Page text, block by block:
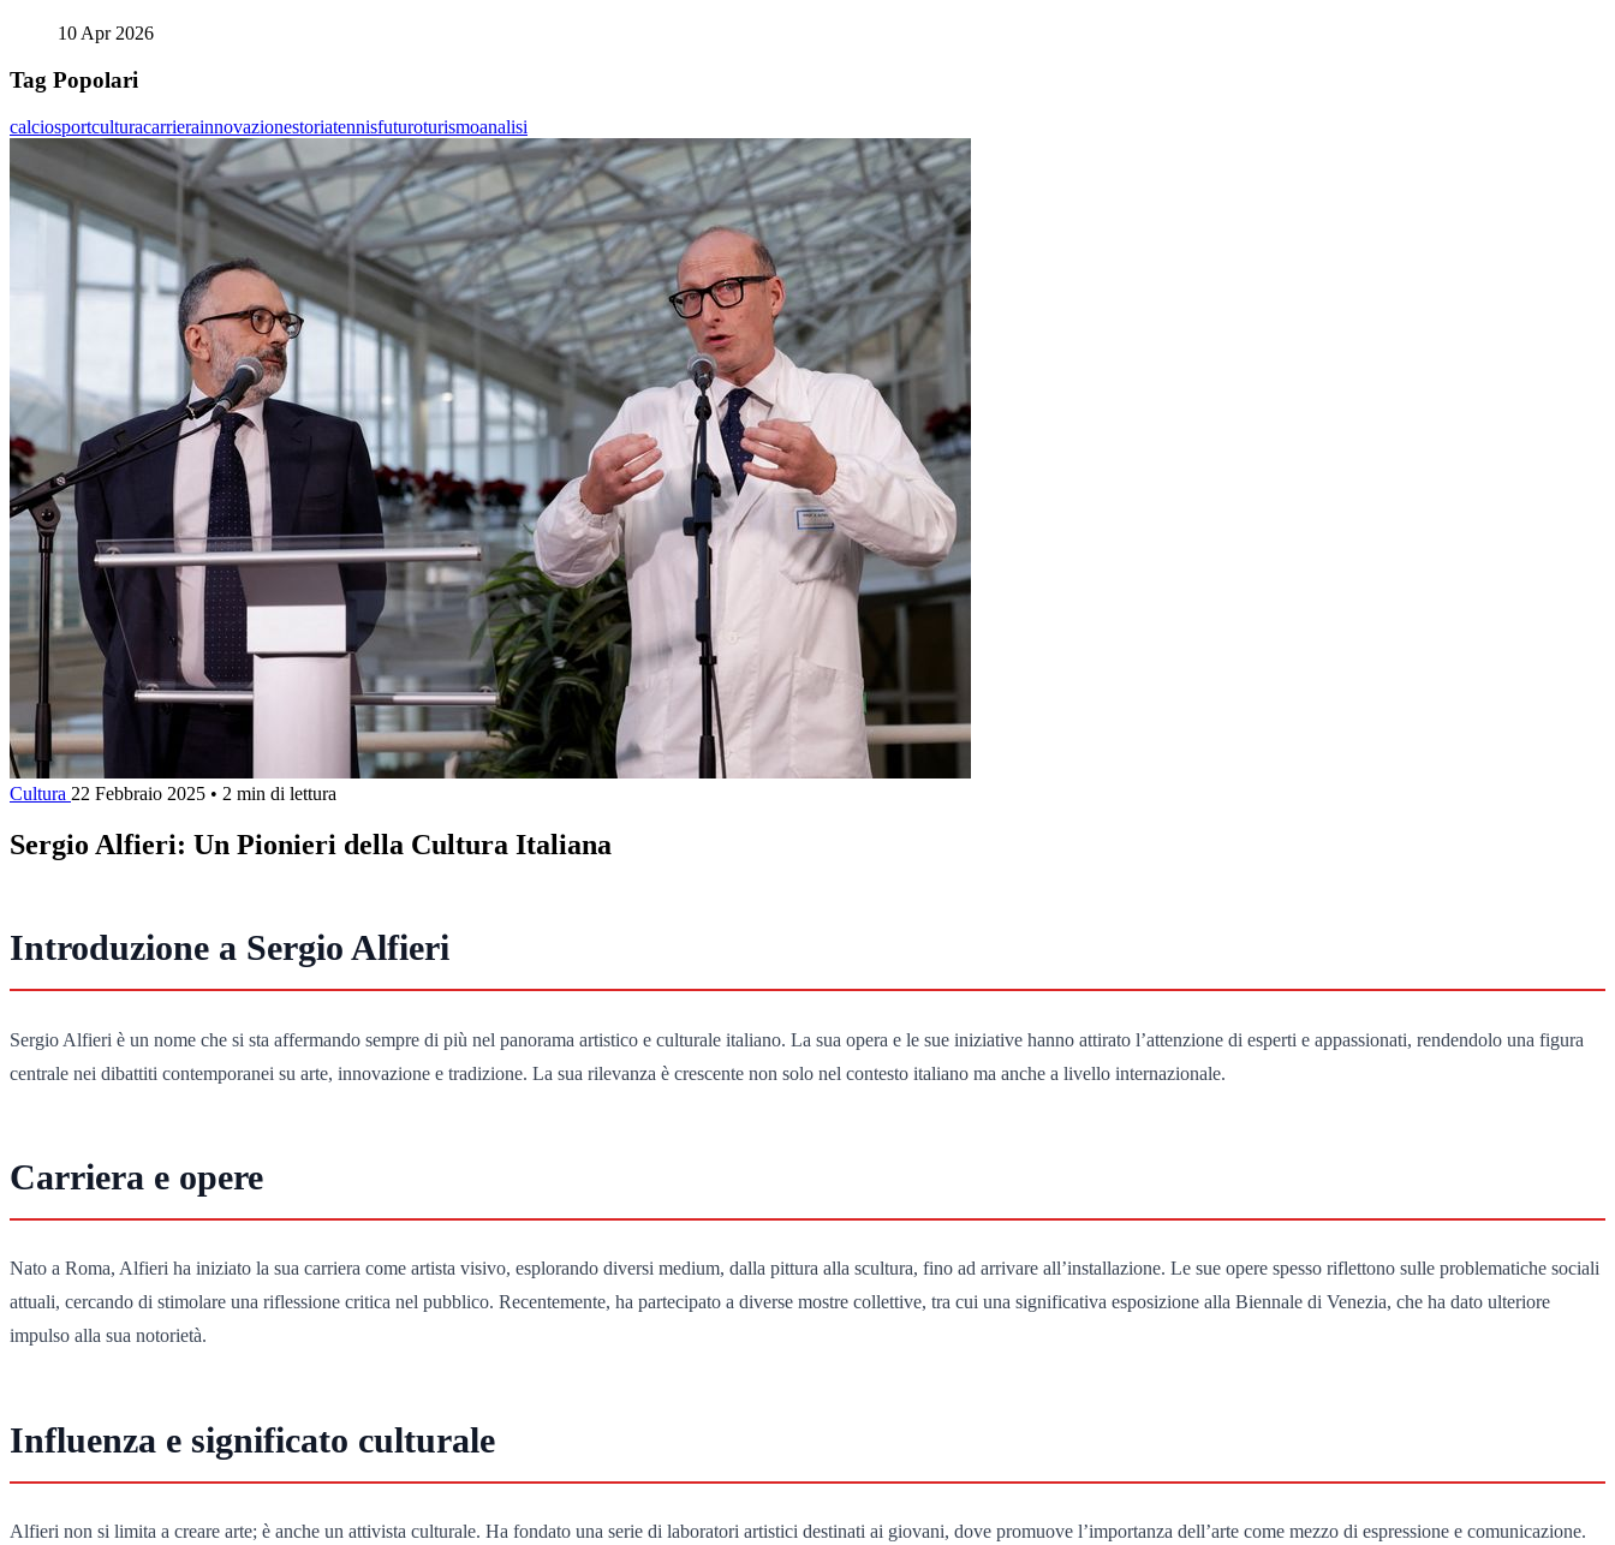
10 Apr 2026
Tag Popolari
calciosportculturacarrierainnovazionestoriatennisfuturoturismoanalisi
Cultura 22 Febbraio 2025 • 2 min di lettura
Sergio Alfieri: Un Pionieri della Cultura Italiana
Introduzione a Sergio Alfieri
Sergio Alfieri è un nome che si sta affermando sempre di più nel panorama artistico e culturale italiano. La sua opera e le sue iniziative hanno attirato l’attenzione di esperti e appassionati, rendendolo una figura
centrale nei dibattiti contemporanei su arte, innovazione e tradizione. La sua rilevanza è crescente non solo nel contesto italiano ma anche a livello internazionale.
Carriera e opere
Nato a Roma, Alfieri ha iniziato la sua carriera come artista visivo, esplorando diversi medium, dalla pittura alla scultura, fino ad arrivare all’installazione. Le sue opere spesso riflettono sulle problematiche sociali
attuali, cercando di stimolare una riflessione critica nel pubblico. Recentemente, ha partecipato a diverse mostre collettive, tra cui una significativa esposizione alla Biennale di Venezia, che ha dato ulteriore
impulso alla sua notorietà.
Influenza e significato culturale
Alfieri non si limita a creare arte; è anche un attivista culturale. Ha fondato una serie di laboratori artistici destinati ai giovani, dove promuove l’importanza dell’arte come mezzo di espressione e comunicazione.